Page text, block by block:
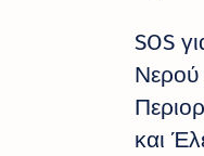
SOS
και